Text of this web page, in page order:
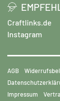
Craftlinks.de
Instagram
AGB
Impressum